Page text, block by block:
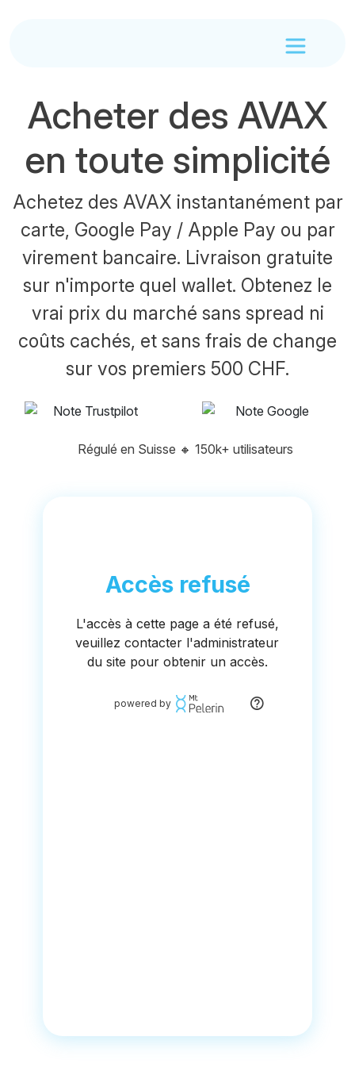
Acheter des AVAX
en toute simplicité
Achetez des AVAX instantanément par
carte, Google Pay / Apple Pay ou par
virement bancaire. Livraison gratuite
sur n'importe quel wallet. Obtenez le
vrai prix du marché sans spread ni
coûts cachés, et sans frais de change
sur vos premiers 500 CHF.
Régulé en Suisse 🔸 150k+ utilisateurs